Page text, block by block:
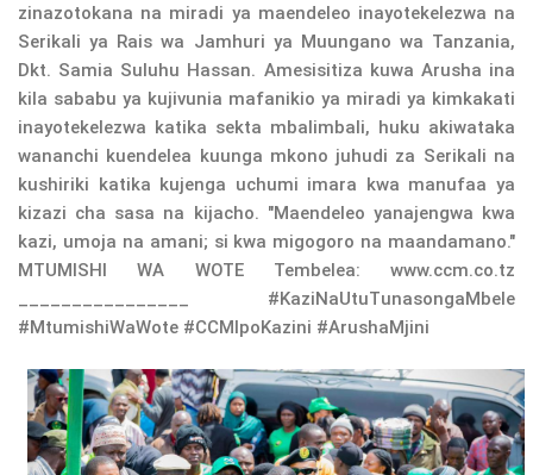
zinazotokana na miradi ya maendeleo inayotekelezwa na
Serikali ya Rais wa Jamhuri ya Muungano wa Tanzania,
Dkt. Samia Suluhu Hassan. Amesisitiza kuwa Arusha ina
kila sababu ya kujivunia mafanikio ya miradi ya kimkakati
inayotekelezwa katika sekta mbalimbali, huku akiwataka
wananchi kuendelea kuunga mkono juhudi za Serikali na
kushiriki katika kujenga uchumi imara kwa manufaa ya
kizazi cha sasa na kijacho. "Maendeleo yanajengwa kwa
kazi, umoja na amani; si kwa migogoro na maandamano."
MTUMISHI WA WOTE Tembelea: www.ccm.co.tz
________________ #KaziNaUtuTunasongaMbele
#MtumishiWaWote #CCMIpoKazini #ArushaMjini